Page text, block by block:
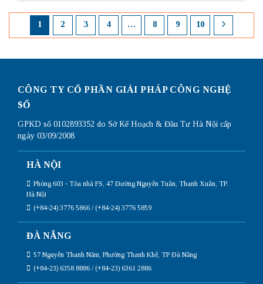
1 2 3 4 … 8 9 10
CÔNG TY CỔ PHẦN GIẢI PHÁP CÔNG NGHỆ
SỐ
GPKD số 0102893352 do Sở Kế Hoạch & Đầu Tư Hà Nội cấp
ngày 03/09/2008
HÀ NỘI
Phòng 603 - Tòa nhà FS, 47 Đường Nguyễn Tuân, Thanh Xuân, TP.
Hà Nội
(+84-24) 3776 5866 / (+84-24) 3776 5859
ĐÀ NẴNG
57 Nguyễn Thanh Năm, Phường Thanh Khê, TP Đà Nẵng
(+84-23) 6358 8886 / (+84-23) 6361 2886